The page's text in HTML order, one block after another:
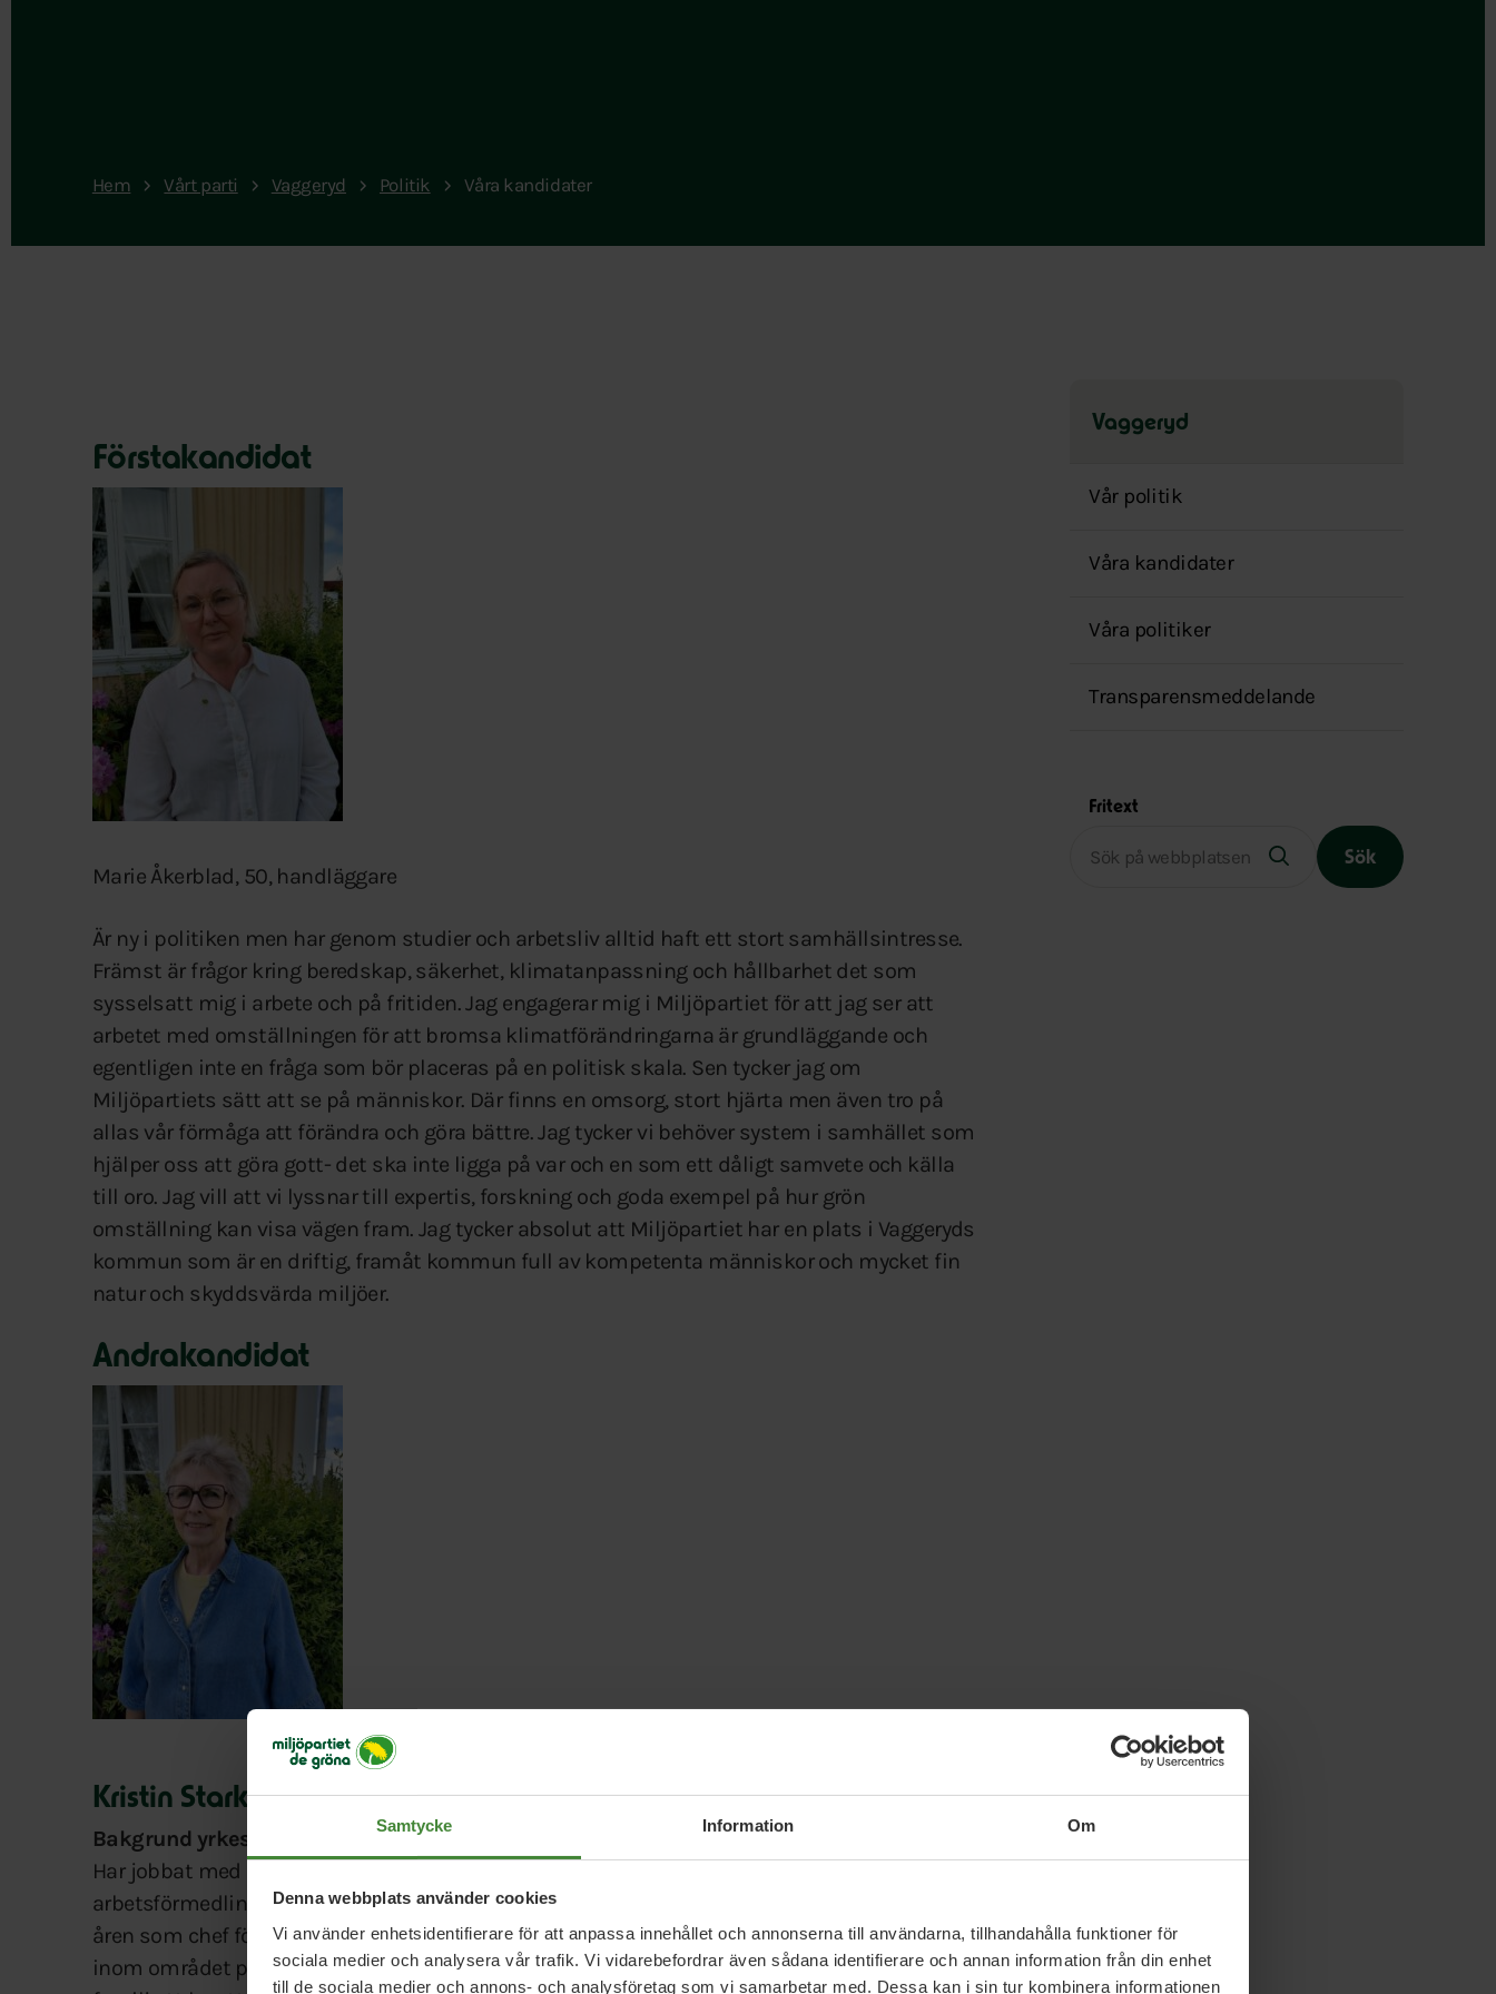
Samtycke Information Om
Denna webbplats använder cookies
Vi använder enhetsidentifierare för att anpassa innehållet och annonserna till användarna, tillhandahålla funktioner för
sociala medier och analysera vår trafik. Vi vidarebefordrar även sådana identifierare och annan information från din enhet
till de sociala medier och annons- och analysföretag som vi samarbetar med. Dessa kan i sin tur kombinera informationen
Hem Vårt parti Vaggeryd Politik Våra kandidater
Förstakandidat
Marie Åkerblad, 50, handläggare
Är ny i politiken men har genom studier och arbetsliv alltid haft ett stort samhällsintresse.
Främst är frågor kring beredskap, säkerhet, klimatanpassning och hållbarhet det som
sysselsatt mig i arbete och på fritiden. Jag engagerar mig i Miljöpartiet för att jag ser att
arbetet med omställningen för att bromsa klimatförändringarna är grundläggande och
egentligen inte en fråga som bör placeras på en politisk skala. Sen tycker jag om
Miljöpartiets sätt att se på människor. Där finns en omsorg, stort hjärta men även tro på
allas vår förmåga att förändra och göra bättre. Jag tycker vi behöver system i samhället som
hjälper oss att göra gott- det ska inte ligga på var och en som ett dåligt samvete och källa
till oro. Jag vill att vi lyssnar till expertis, forskning och goda exempel på hur grön
omställning kan visa vägen fram. Jag tycker absolut att Miljöpartiet har en plats i Vaggeryds
kommun som är en driftig, framåt kommun full av kompetenta människor och mycket fin
natur och skyddsvärda miljöer.
Andrakandidat
Kristin Stark, 76 år, pensionär.
Bakgrund yrkesliv
Har jobbat med arbetsmarknads frågor under många år. De längsta tiden som chef för
arbetsförmedlingen i Vaggeryd. Några år som personalchef i Vaggeryds kommun och de sista
åren som chef för Arbetsmarknadsenheten i Vaggeryd. Sammantaget har jag en erfarenhet
inom området på nästan 30 år. Har sett vilken betydelse för den enskilde individen och hens
Vaggeryd
över
menyn
Vår politik
Våra kandidater
Våra politiker
Transparensmeddelande
Fritext
Sök